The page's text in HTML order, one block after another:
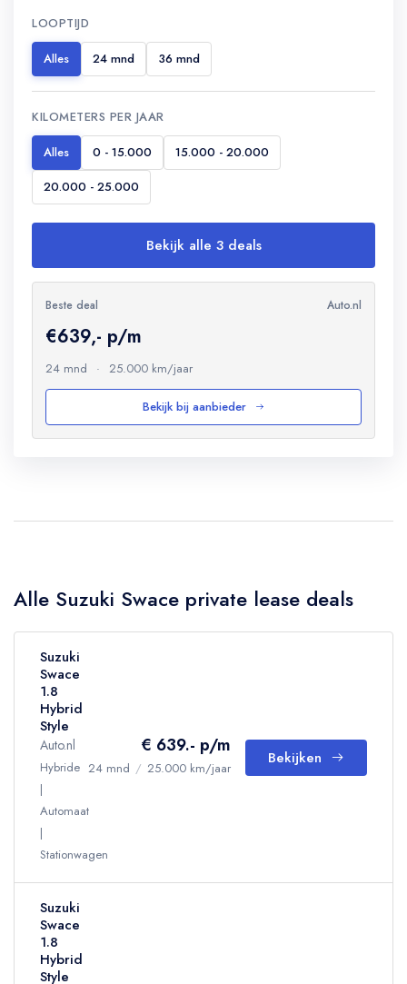
LOOPTIJD
Alles 24 mnd 36 mnd
KILOMETERS PER JAAR
Alles 0 - 15.000
15.000 - 20.000
20.000 - 25.000
Bekijk alle 3 deals
Beste deal Auto.nl
€639,- p/m
24 mnd · 25.000 km/jaar
Bekijk bij aanbieder
Alle Suzuki Swace private lease deals
Suzuki
Swace
1.8
Hybrid
Style
Auto.nl
Hybride
Automaat
Stationwagen
€ 639.- p/m
24 mnd / 25.000 km/jaar
Bekijken
Suzuki
Swace
1.8
Hybrid
Style